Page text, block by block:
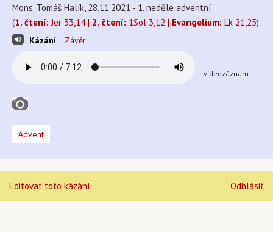
Mons. Tomáš Halík, 28.11.2021 - 1. neděle adventní
(1. čtení: Jer 33,14 | 2. čtení: 1Sol 3,12 | Evangelium: Lk 21,25)
Kázání Závěr
videozáznam
Advent
Editovat toto kázání Odhlásit